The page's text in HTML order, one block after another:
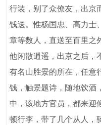
行装，别了众僚友，出京
钱送。惟杨国忠、高力士
章等数人，直送至百里之
他闲散逍遥，出京之后，
有名山胜景的所在，任意
钱，触景题诗，随地饮酒
中，该地方官员，都来迎
顿行李，带了几个从人，